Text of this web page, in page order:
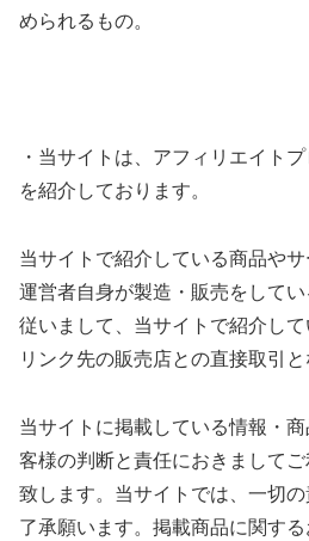
められるもの。
・当サイトは、アフィリエイト
を紹介しております。
当サイトで紹介している商品やサ
運営者自身が製造・販売をしてい
従いまして、当サイトで紹介し
リンク先の販売店との直接取引と
当サイトに掲載している情報・
客様の判断と責任におきまして
致します。当サイトでは、一切
了承願います。掲載商品に関す